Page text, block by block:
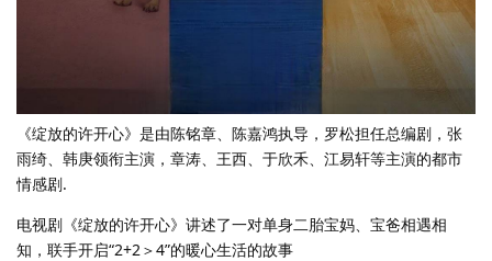
《绽放的许开心》是由陈铭章、陈嘉鸿执导，罗松担任总编剧，张
雨绮、韩庚领衔主演，章涛、王西、于欣禾、江易轩等主演的都市
情感剧.
电视剧《绽放的许开心》讲述了一对单身二胎宝妈、宝爸相遇相
知，联手开启“2+2＞4”的暖心生活的故事